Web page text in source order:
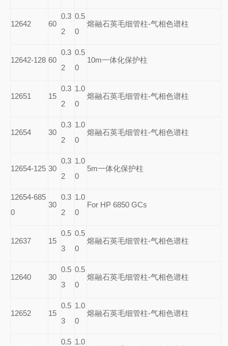
12642 60
0.3
2
0.5
0
熔融石英毛细管柱-气相色谱柱
12642-128 60
0.3
2
0.5
0
10m一体化保护柱
12651 15
0.3
2
1.0
0
熔融石英毛细管柱-气相色谱柱
12654 30
0.3
2
1.0
0
熔融石英毛细管柱-气相色谱柱
12654-125 30
0.3
2
1.0
0
5m一体化保护柱
12654-685
0
30
0.3
2
1.0
0
For HP 6850 GCs
12637 15
0.5
3
0.5
0
熔融石英毛细管柱-气相色谱柱
12640 30
0.5
3
0.5
0
熔融石英毛细管柱-气相色谱柱
12652 15
0.5
3
1.0
0
熔融石英毛细管柱-气相色谱柱
0.5 1.0